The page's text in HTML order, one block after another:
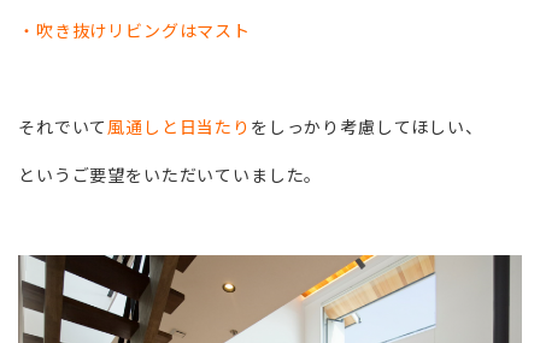
・吹き抜けリビングはマスト
それでいて風通しと日当たり をしっかり考慮してほしい、
というご要望をいただいていました。